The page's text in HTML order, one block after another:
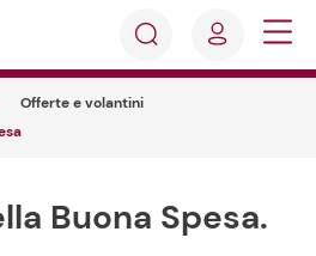
Offerte e volantini
Buona Spesa.